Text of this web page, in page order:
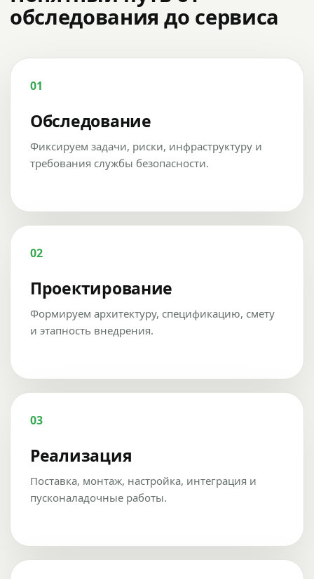
обследования до сервиса
01
Обследование
Фиксируем задачи, риски, инфраструктуру и
требования службы безопасности.
02
Проектирование
Формируем архитектуру, спецификацию, смету
и этапность внедрения.
03
Реализация
Поставка, монтаж, настройка, интеграция и
пусконаладочные работы.